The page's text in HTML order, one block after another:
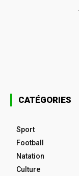
CATÉGORIES
Sport
Football
Natation
Culture